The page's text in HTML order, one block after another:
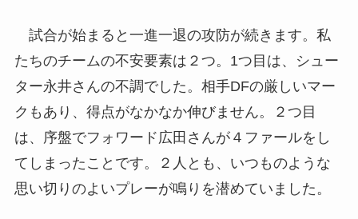
試合が始まると一進一退の攻防が続きます。私
たちのチームの不安要素は２つ。1つ目は、シュー
ター永井さんの不調でした。相手DFの厳しいマー
クもあり、得点がなかなか伸びません。２つ目
は、序盤でフォワード広田さんが４ファールをし
てしまったことです。２人とも、いつものような
思い切りのよいプレーが鳴りを潜めていました。